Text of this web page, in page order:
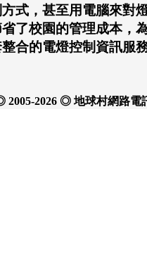
式，甚至用電腦來對
了校園的管理成本，
合的電燈控制資訊服
2005-2026 ◎ 地球村網路